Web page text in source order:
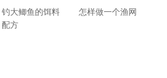
钓大鲫鱼的饵料
配方
怎样做一个渔网